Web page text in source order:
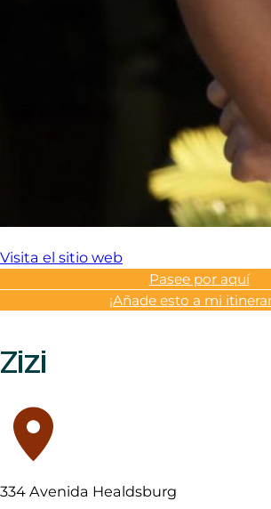
Visita el sitio web
Pasee por aquí
¡Añade esto a mi
Zizi
334 Avenida Healdsburg